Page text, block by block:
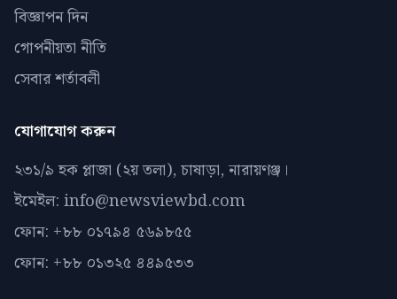
বিজ্ঞাপন দিন
গোপনীয়তা নীতি
সেবার শর্তাবলী
যোগাযোগ করুন
২৩১/৯ হক প্লাজা (২য় তলা), চাষাড়া, নারায়ণঞ্জ।
ইমেইল: info@newsviewbd.com
ফোন: +৮৮ ০১৭৯৪ ৫৬৯৮৫৫
ফোন: +৮৮ ০১৩২৫ ৪৪৯৫৩৩